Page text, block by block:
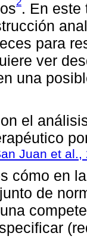
. En este
para
ver
una
el
Juan et al.,
cómo en
de